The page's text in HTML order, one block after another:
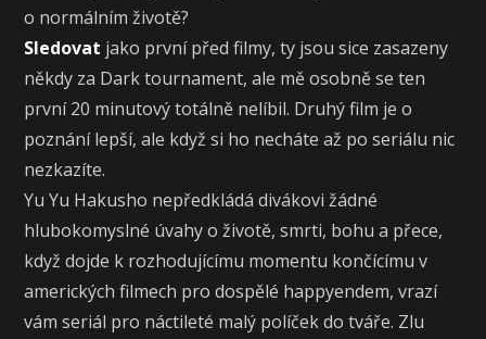
o normálním životě?
Sledovat jako první před filmy, ty jsou sice zasazeny
někdy za Dark tournament, ale mě osobně se ten
první 20 minutový totálně nelíbil. Druhý film je o
poznání lepší, ale když si ho necháte až po seriálu nic
nezkazíte.
Yu Yu Hakusho nepředkládá divákovi žádné
hlubokomyslné úvahy o životě, smrti, bohu a přece,
když dojde k rozhodujícímu momentu končícímu v
amerických filmech pro dospělé happyendem, vrazí
vám seriál pro náctileté malý políček do tváře. Zlu